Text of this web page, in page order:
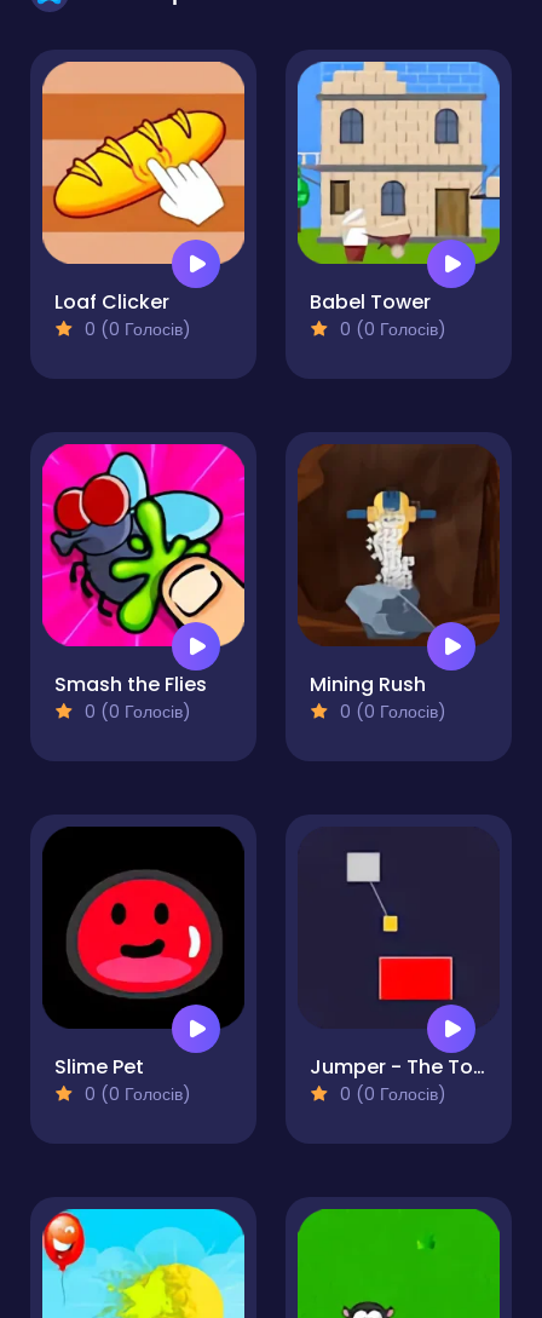
Loaf Clicker
0 (0 Голосів)
Babel Tower
0 (0 Голосів)
Smash the Flies
0 (0 Голосів)
Mining Rush
0 (0 Голосів)
Slime Pet
0 (0 Голосів)
Jumper - The Tower Destroyer
0 (0 Голосів)